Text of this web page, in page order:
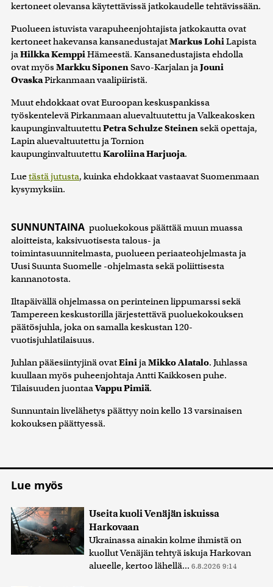
kertoneet olevansa käytettävissä jatkokaudelle tehtävissään.
Puolueen istuvista varapuheenjohtajista jatkokautta ovat
kertoneet hakevansa kansanedustajatMarkus LohiLapista
jaHilkka KemppiHämeestä. Kansanedustajista ehdolla
ovat myös Markku SiponenSavo-Karjalan jaJouni
OvaskaPirkanmaan vaalipiiristä.
Muut ehdokkaat ovat Euroopan keskuspankissa
työskentelevä Pirkanmaan aluevaltuutettu ja Valkeakosken
kaupunginvaltuutettuPetra Schulze Steinensekä opettaja,
Lapin aluevaltuutettu ja Tornion
kaupunginvaltuutettuKaroliina Harjuoja.
Luetästä jutusta, kuinka ehdokkaat vastaavat Suomenmaan
kysymyksiin.
SUNNUNTAINA puoluekokous päättää muun muassa
aloitteista, kaksivuotisesta talous- ja
toimintasuunnitelmasta, puolueen periaateohjelmasta ja
Uusi Suunta Suomelle -ohjelmasta sekä poliittisesta
kannanotosta.
Iltapäivällä ohjelmassa on perinteinen lippumarssi sekä
Tampereen keskustorilla järjestettävä puoluekokouksen
päätösjuhla, joka on samalla keskustan 120-
vuotisjuhlatilaisuus.
Juhlan pääesiintyjinä ovatEinijaMikko Alatalo. Juhlassa
kuullaan myös puheenjohtaja Antti Kaikkosen puhe.
Tilaisuuden juontaaVappu Pimiä.
Sunnuntain livelähetys päättyy noin kello 13 varsinaisen
kokouksen päättyessä.
Lue myös
Useita kuoli Venäjän iskuissa
Harkovaan
Ukrainassa ainakin kolme ihmistä on
kuollut Venäjän tehtyä iskuja Harkovan
alueelle, kertoo lähellä... 6.8.2026 9:14